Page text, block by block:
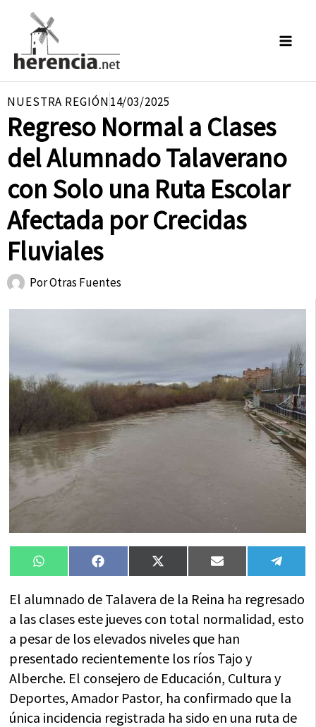
contenido
NUESTRA REGIÓN14/03/2025
Regreso Normal a Clases
del Alumnado Talaverano
con Solo una Ruta Escolar
Afectada por Crecidas
Fluviales
PorOtras Fuentes
Compartir
en
WhatsAppCompartir
en
FacebookCompartir
en
X
(Twitter)
Compartir
en
Email
en
El alumnado de Talavera de la Reina ha regresado
a las clases este jueves con total normalidad, esto
a pesar de los elevados niveles que han
presentado recientemente los ríos Tajo y
Alberche. El consejero de Educación, Cultura y
Deportes, Amador Pastor, ha confirmado que la
única incidencia registrada ha sido en una ruta de